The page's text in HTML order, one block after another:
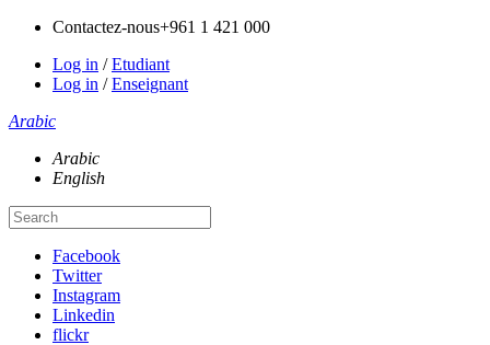
Contactez-nous+961 1 421 000
Log in /Etudiant
Log in /Enseignant
Arabic
Arabic
English
Facebook
Twitter
Instagram
Linkedin
flickr